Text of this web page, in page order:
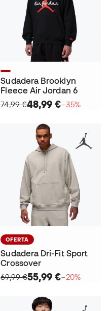
Sudadera Brooklyn
Fleece Air Jordan 6
74,99 €48,99 €−35%
OFERTA
Sudadera Dri-Fit Sport
Crossover
69,99 €55,99 €−20%